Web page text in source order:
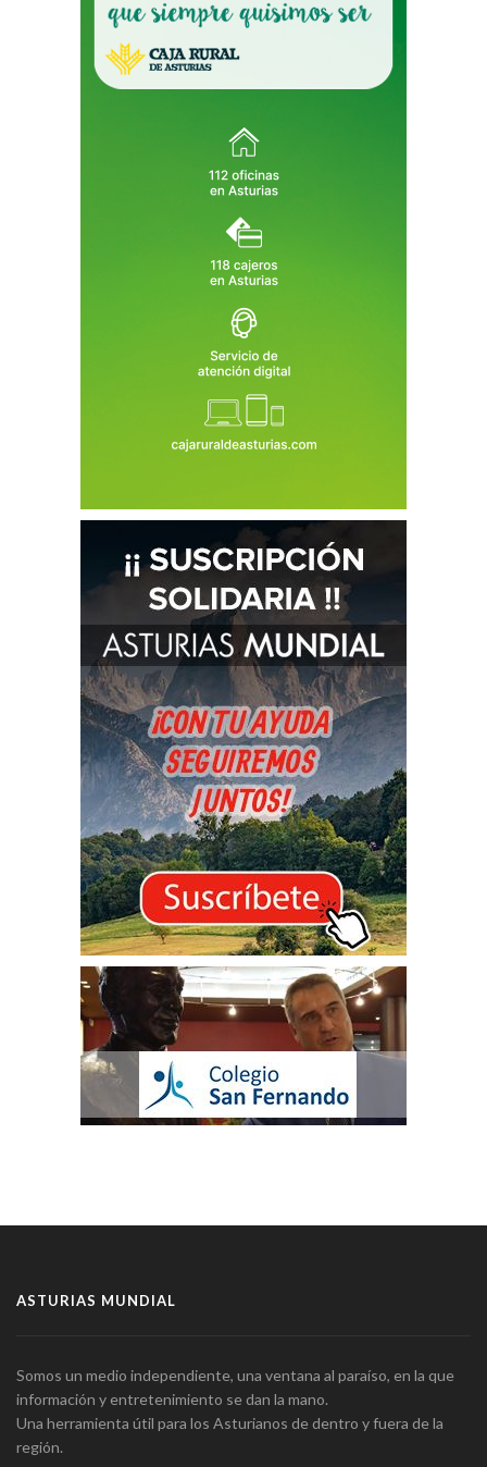
ASTURIAS MUNDIAL
Somos un medio independiente, una ventana al paraíso, en la que
información y entretenimiento se dan la mano.
Una herramienta útil para los Asturianos de dentro y fuera de la
región.